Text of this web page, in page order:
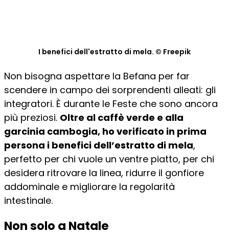
I benefici dell'estratto di mela. © Freepik
Non bisogna aspettare la Befana per far
scendere in campo dei sorprendenti alleati: gli
integratori. È durante le Feste che sono ancora
più preziosi. Oltre al caffè verde e alla
garcinia cambogia, ho verificato in prima
persona i benefici dell’estratto di mela,
perfetto per chi vuole un ventre piatto, per chi
desidera ritrovare la linea, ridurre il gonfiore
addominale e migliorare la regolarità
intestinale.
Non solo a Natale